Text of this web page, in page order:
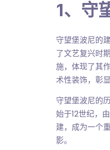
1、守
守望堡波尼的
了文艺复兴时
施，体现了其
术性装饰，彰
守望堡波尼的
始于12世纪，
建，成为一个
影。